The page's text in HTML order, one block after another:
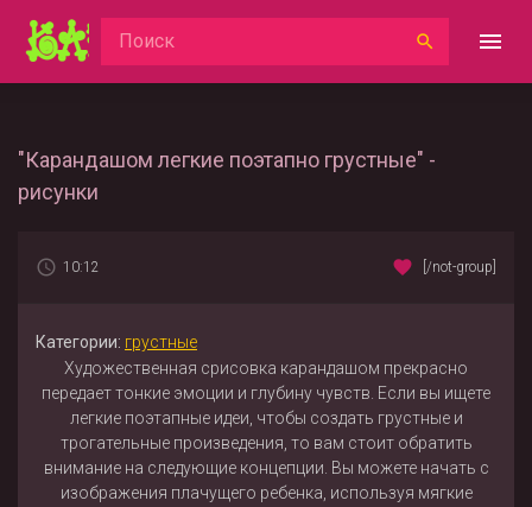
"Карандашом легкие поэтапно грустные" -
рисунки
10:12 [/not-group]
Категории: грустные
Художественная срисовка карандашом прекрасно
передает тонкие эмоции и глубину чувств. Если вы ищете
легкие поэтапные идеи, чтобы создать грустные и
трогательные произведения, то вам стоит обратить
внимание на следующие концепции. Вы можете начать с
изображения плачущего ребенка, используя мягкие